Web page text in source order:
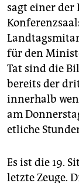
abo
genossenschaft
epaper login
sagt einer der
für den
Tat sind die
bereits der
innerhalb
am
etliche
Es ist die 19.
letzte Zeuge.